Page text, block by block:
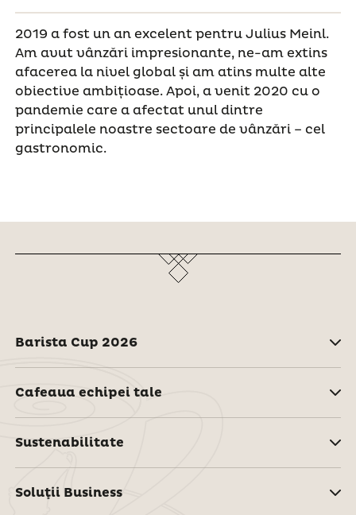
2019 a fost un an excelent pentru Julius Meinl.
Am avut vânzări impresionante, ne-am extins
afacerea la nivel global și am atins multe alte
obiective ambițioase. Apoi, a venit 2020 cu o
pandemie care a afectat unul dintre
principalele noastre sectoare de vânzări – cel
gastronomic.
Barista Cup 2026
Cafeaua echipei tale
Sustenabilitate
Soluţii Business